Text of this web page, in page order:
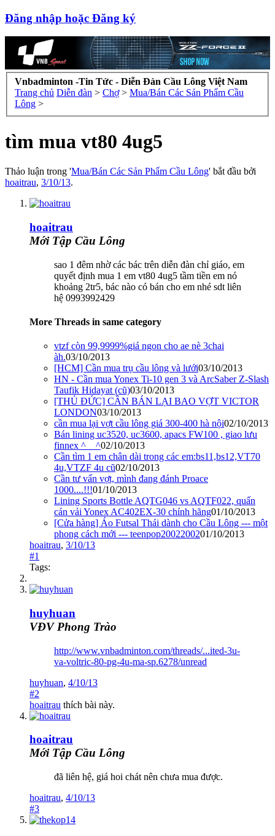
Đăng nhập hoặc Đăng ký
Vnbadminton -Tin Tức - Diễn Đàn Cầu Lông Việt Nam
Trang chủ Diễn đàn > Chợ > Mua/Bán Các Sản Phẩm Cầu
Lông >
tìm mua vt80 4ug5
Thảo luận trong 'Mua/Bán Các Sản Phẩm Cầu Lông' bắt đầu bởi
hoaitrau, 3/10/13.
hoaitrau
Mới Tập Cầu Lông
sao 1 đêm nhờ các bác trên diễn đàn chỉ giáo, em
quyết định mua 1 em vt80 4ug5 tầm tiền em nó
khoảng 2tr5, bác nào có bán cho em nhé sdt liên
hệ 0993992429
More Threads in same category
vtzf còn 99,9999%giá ngon cho ae nè 3chai
àh.03/10/2013
[HCM] Cần mua trụ cầu lông và lưới03/10/2013
HN - Cần mua Yonex Ti-10 gen 3 và ArcSaber Z-Slash
Taufik Hidayat (cũ)03/10/2013
[THỦ ĐỨC] CẦN BÁN LẠI BAO VỢT VICTOR
LONDON03/10/2013
cần mua lại vợt cầu lông giá 300-400 hà nội02/10/2013
Bán lining uc3520, uc3600, apacs FW100 , giao lưu
finnex ^__^02/10/2013
Cần tìm 1 em chân dài trong các em:bs11,bs12,VT70
4u,VTZF 4u cũ02/10/2013
Cần tư vấn vợt, mình đang đánh Proace
1000....!!!01/10/2013
Lining Sports Bottle AQTG046 vs AQTF022, quấn
cán vải Yonex AC402EX-30 chính hãng01/10/2013
[Cửa hàng] Áo Futsal Thái dành cho Cầu Lông --- một
phong cách mới --- teenpop2002200201/10/2013
hoaitrau, 3/10/13
#1
Tags:
huyhuan
VĐV Phong Trào
http://www.vnbadminton.com/threads/...ited-3u-
va-voltric-80-pg-4u-ma-sp.6278/unread
huyhuan, 4/10/13
#2
hoaitrau thích bài này.
hoaitrau
Mới Tập Cầu Lông
đã liên hệ, giá hoi chát nên chưa mua được.
hoaitrau, 4/10/13
#3